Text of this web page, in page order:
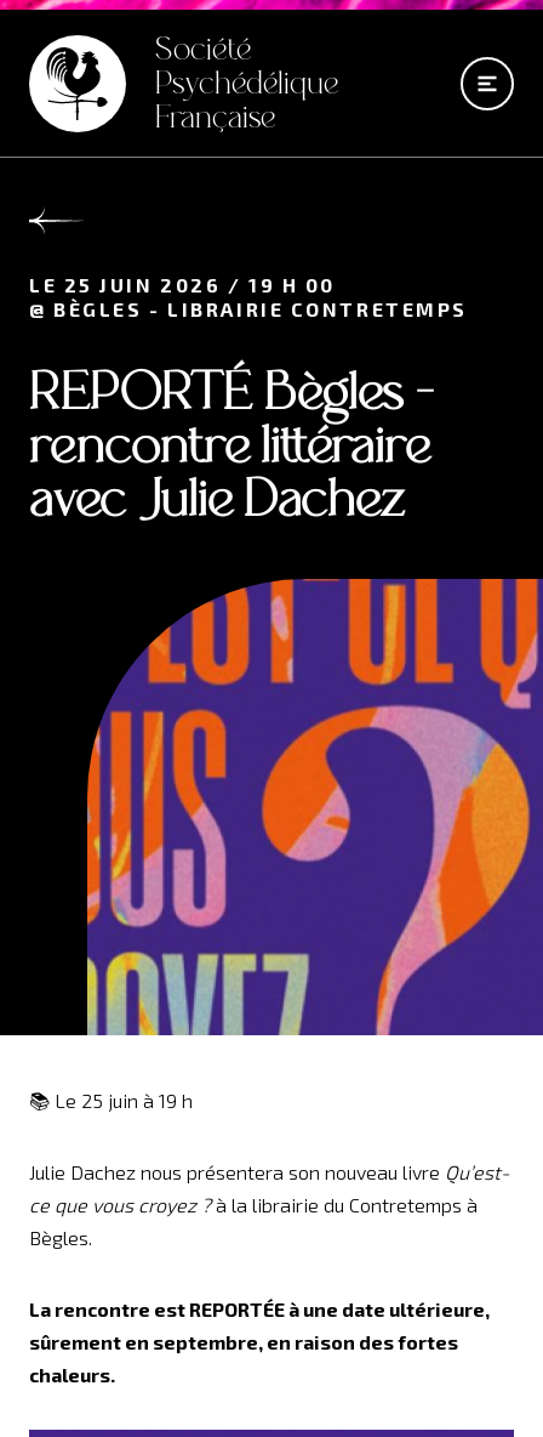
Société
Psychédélique
Française
LE 25 JUIN 2026 / 19 H 00
@ BÈGLES - LIBRAIRIE CONTRETEMPS
REPORTÉ Bègles -
rencontre littéraire
avec Julie Dachez
📚 Le 25 juin à 19 h
Julie Dachez nous présentera son nouveau livre Qu’est-
ce que vous croyez ?à la librairie du Contretemps à
Bègles.
La rencontre est REPORTÉE à une date ultérieure,
sûrement en septembre, en raison des fortes
chaleurs.